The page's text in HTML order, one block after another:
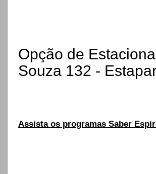
Opção de
Souza 132 -
Assista os programas Saber